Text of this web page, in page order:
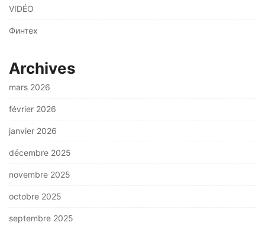
VIDÉO
Финтех
Archives
mars 2026
février 2026
janvier 2026
décembre 2025
novembre 2025
octobre 2025
septembre 2025